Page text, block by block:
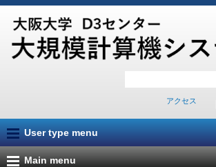
アクセス
User type menu
Main menu